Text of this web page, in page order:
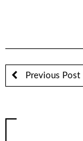
Previous Post